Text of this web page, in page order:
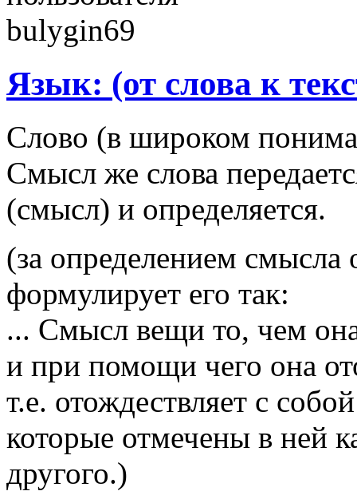
Язык: (от слова к
Слово (в широком
Смысл же слова
(смысл) и определяется.
(за определением
формулирует его так:
... Смысл вещи то, чем она
и при помощи чего она
т.е. отождествляет с
которые отмечены в ней
другого.)